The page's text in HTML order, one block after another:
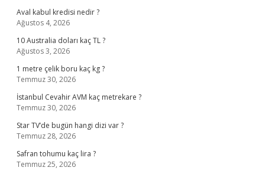
Aval kabul kredisi nedir ?
Ağustos 4, 2026
10 Australia doları kaç TL ?
Ağustos 3, 2026
1 metre çelik boru kaç kg ?
Temmuz 30, 2026
İstanbul Cevahir AVM kaç metrekare ?
Temmuz 30, 2026
Star TV’de bugün hangi dizi var ?
Temmuz 28, 2026
Safran tohumu kaç lira ?
Temmuz 25, 2026